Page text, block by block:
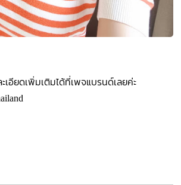
ะเอียดเพิ่มเติมได้ที่เพจแบรนด์เลยค่ะ